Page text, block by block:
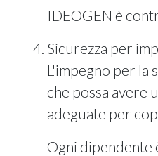
IDEOGEN è
Sicurezza per
L'impegno per la
che possa avere
adeguate per
Ogni dipendente